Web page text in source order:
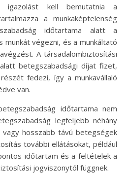
igazolást kell bemutatnia a
a munkaképtelenség
időtartama alatt a
munkát végezni, és a munkáltató
A társadalombiztosítási
betegszabadsági díjat fizet,
fedezi, így a munkavállaló
van.
időtartama nem
legfeljebb néhány
hosszabb távú betegségek
további ellátásokat, például
időtartam és a feltételek a
jogviszonytól függnek.